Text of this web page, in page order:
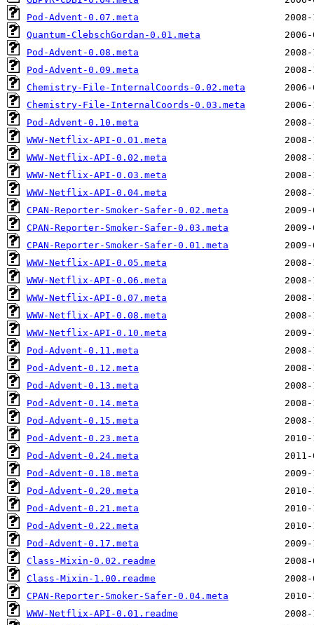
Pod-Advent-0.07.meta
Quantum-ClebschGordan-0.01.meta
Pod-Advent-0.08.meta
Pod-Advent-0.09.meta
Chemistry-File-InternalCoords-0.02.meta
Chemistry-File-InternalCoords-0.03.meta
Pod-Advent-0.10.meta
WWW-Netflix-API-0.01.meta
WWW-Netflix-API-0.02.meta
WWW-Netflix-API-0.03.meta
WWW-Netflix-API-0.04.meta
CPAN-Reporter-Smoker-Safer-0.02.meta
CPAN-Reporter-Smoker-Safer-0.03.meta
CPAN-Reporter-Smoker-Safer-0.01.meta
WWW-Netflix-API-0.05.meta
WWW-Netflix-API-0.06.meta
WWW-Netflix-API-0.07.meta
WWW-Netflix-API-0.08.meta
WWW-Netflix-API-0.10.meta
Pod-Advent-0.11.meta
Pod-Advent-0.12.meta
Pod-Advent-0.13.meta
Pod-Advent-0.14.meta
Pod-Advent-0.15.meta
Pod-Advent-0.23.meta
Pod-Advent-0.24.meta
Pod-Advent-0.18.meta
Pod-Advent-0.20.meta
Pod-Advent-0.21.meta
Pod-Advent-0.22.meta
Pod-Advent-0.17.meta
Class-Mixin-0.02.readme
Class-Mixin-1.00.readme
CPAN-Reporter-Smoker-Safer-0.04.meta
WWW-Netflix-API-0.01.readme